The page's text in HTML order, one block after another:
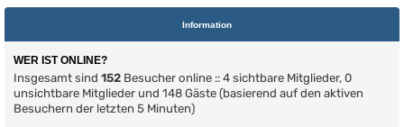
Information
WER IST ONLINE?
Insgesamt sind 152 Besucher online :: 4 sichtbare Mitglieder, 0
unsichtbare Mitglieder und 148 Gäste (basierend auf den aktiven
Besuchern der letzten 5 Minuten)